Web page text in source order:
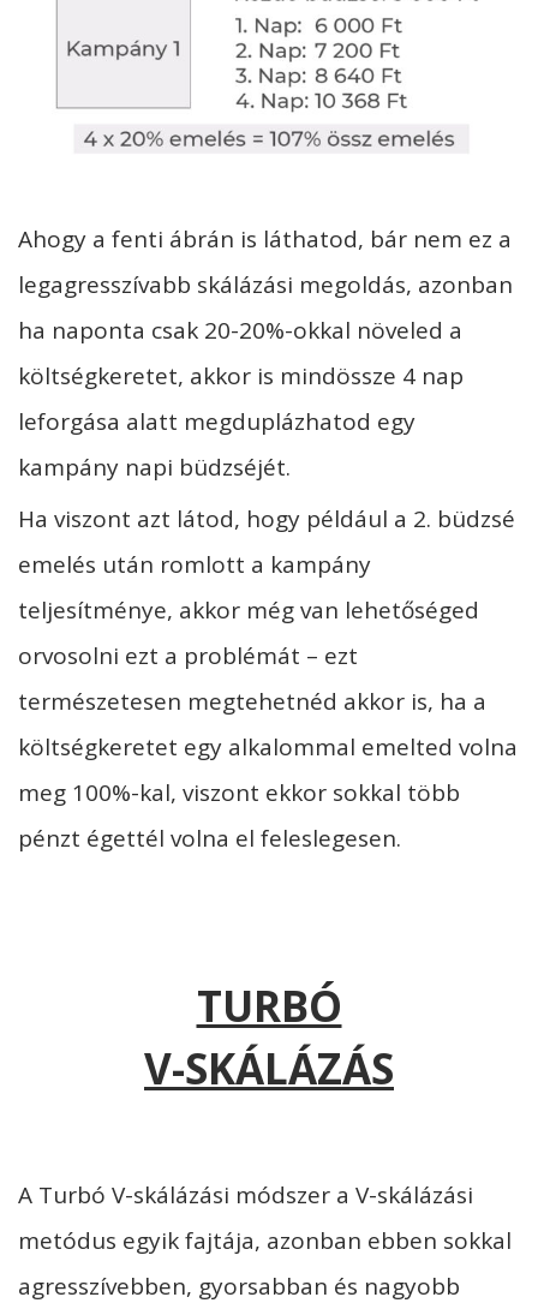
Ahogy a fenti ábrán is láthatod, bár nem ez a
legagresszívabb skálázási megoldás, azonban
ha naponta csak 20-20%-okkal növeled a
költségkeretet, akkor is mindössze 4 nap
leforgása alatt megduplázhatod egy
kampány napi büdzséjét.
Ha viszont azt látod, hogy például a 2. büdzsé
emelés után romlott a kampány
teljesítménye, akkor még van lehetőséged
orvosolni ezt a problémát – ezt
természetesen megtehetnéd akkor is, ha a
költségkeretet egy alkalommal emelted volna
meg 100%-kal, viszont ekkor sokkal több
pénzt égettél volna el feleslegesen.
TURBÓ
V-SKÁLÁZÁS
A Turbó V-skálázási módszer a V-skálázási
metódus egyik fajtája, azonban ebben sokkal
agresszívebben, gyorsabban és nagyobb